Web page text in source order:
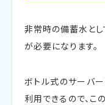
非常時の備蓄水と
が必要になります。
ボトル式のサーバ
利用できるので、こ